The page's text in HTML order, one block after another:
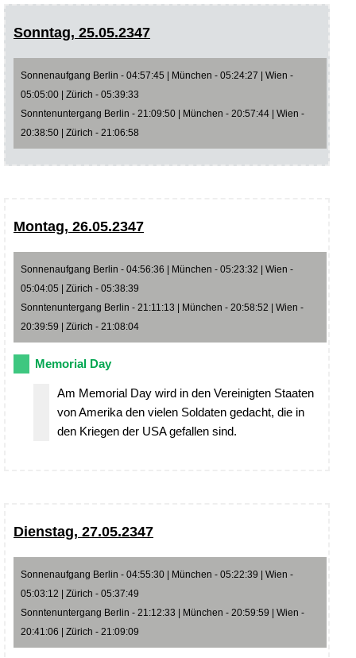
Sonntag, 25.05.2347
Sonnenaufgang Berlin - 04:57:45 | München - 05:24:27 | Wien -
05:05:00 | Zürich - 05:39:33
Sonntenuntergang Berlin - 21:09:50 | München - 20:57:44 | Wien -
20:38:50 | Zürich - 21:06:58
Montag, 26.05.2347
Sonnenaufgang Berlin - 04:56:36 | München - 05:23:32 | Wien -
05:04:05 | Zürich - 05:38:39
Sonntenuntergang Berlin - 21:11:13 | München - 20:58:52 | Wien -
20:39:59 | Zürich - 21:08:04
Memorial Day
Am Memorial Day wird in den Vereinigten Staaten
von Amerika den vielen Soldaten gedacht, die in
den Kriegen der USA gefallen sind.
Dienstag, 27.05.2347
Sonnenaufgang Berlin - 04:55:30 | München - 05:22:39 | Wien -
05:03:12 | Zürich - 05:37:49
Sonntenuntergang Berlin - 21:12:33 | München - 20:59:59 | Wien -
20:41:06 | Zürich - 21:09:09